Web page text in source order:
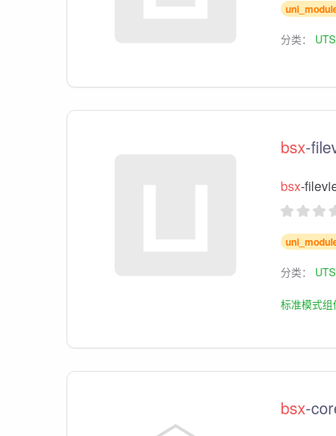
分类：
bsx-
bsx-
分类：
标准模式组
bsx-